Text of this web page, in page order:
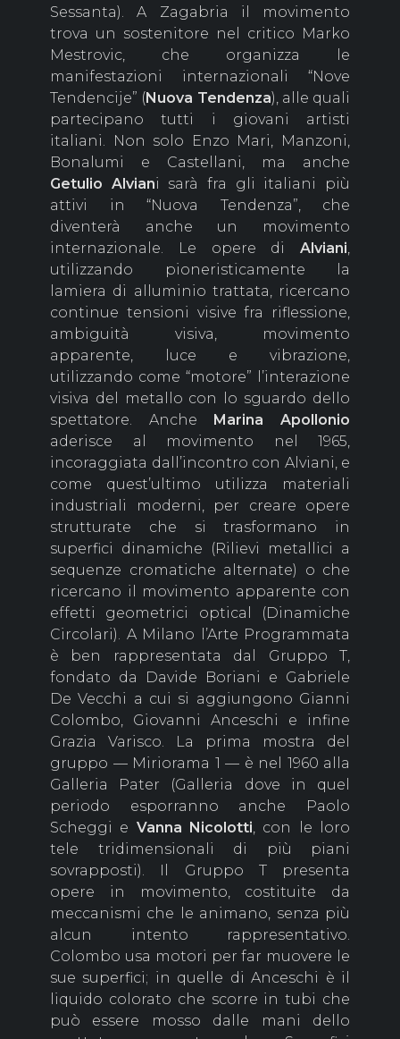
Sessanta). A Zagabria il movimento
trova un sostenitore nel critico Marko
Mestrovic, che organizza le
manifestazioni internazionali “Nove
Tendencije” (Nuova Tendenza), alle quali
partecipano tutti i giovani artisti
italiani. Non solo Enzo Mari, Manzoni,
Bonalumi e Castellani, ma anche
Getulio Alviani sarà fra gli italiani più
attivi in “Nuova Tendenza”, che
diventerà anche un movimento
internazionale. Le opere di Alviani
utilizzando pioneristicamente la
lamiera di alluminio trattata, ricercano
continue tensioni visive fra riflessione,
ambiguità visiva, movimento
apparente, luce e vibrazione,
utilizzando come “motore” l’interazione
visiva del metallo con lo sguardo dello
spettatore. Anche Marina
Apollonio
aderisce al movimento nel 1965,
incoraggiata dall’incontro con Alviani, e
come quest’ultimo utilizza materiali
industriali moderni, per creare opere
strutturate che si trasformano in
superfici dinamiche (Rilievi metallici a
sequenze cromatiche alternate) o che
ricercano il movimento apparente con
effetti geometrici optical (Dinamiche
Circolari). A Milano l’Arte Programmata
è ben rappresentata dal Gruppo T,
fondato da Davide Boriani e Gabriele
De Vecchi a cui si aggiungono Gianni
Colombo, Giovanni Anceschi e infine
Grazia Varisco. La prima mostra del
gruppo — Miriorama 1 — è nel 1960 alla
Galleria Pater (Galleria dove in quel
periodo esporranno anche Paolo
Scheggi e Vanna Nicolotti , con le loro
tele tridimensionali di più piani
sovrapposti). Il Gruppo T presenta
opere in movimento, costituite da
meccanismi che le animano, senza più
alcun intento rappresentativo.
Colombo usa motori per far muovere le
sue superfici; in quelle di Anceschi è il
liquido colorato che scorre in tubi che
può essere mosso dalle mani dello